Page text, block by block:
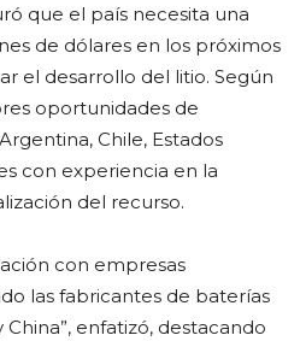
que el país necesita una
de dólares en los próximos
el desarrollo del litio. Según
oportunidades de
Chile, Estados
con experiencia en la
del recurso.
con empresas
las fabricantes de baterías
enfatizó, destacando